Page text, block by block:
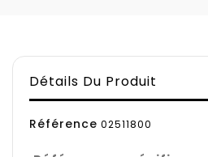
Détails Du Produit
Référence 02511800